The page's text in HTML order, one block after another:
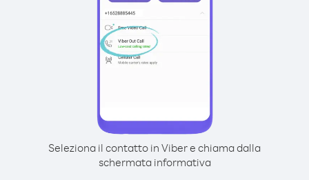
Seleziona il contatto in Viber e chiama dalla
schermata informativa